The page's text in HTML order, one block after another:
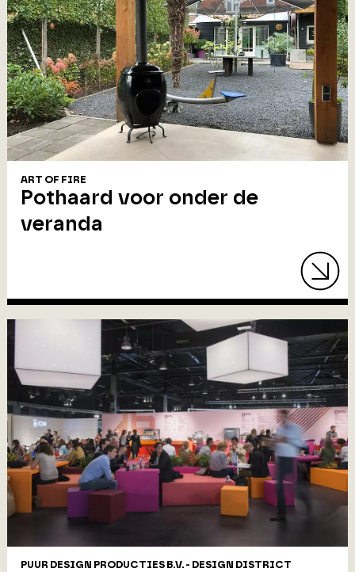
ART OF FIRE
Pothaard voor onder de
veranda
PUUR DESIGN PRODUCTIES B.V. - DESIGN DISTRICT